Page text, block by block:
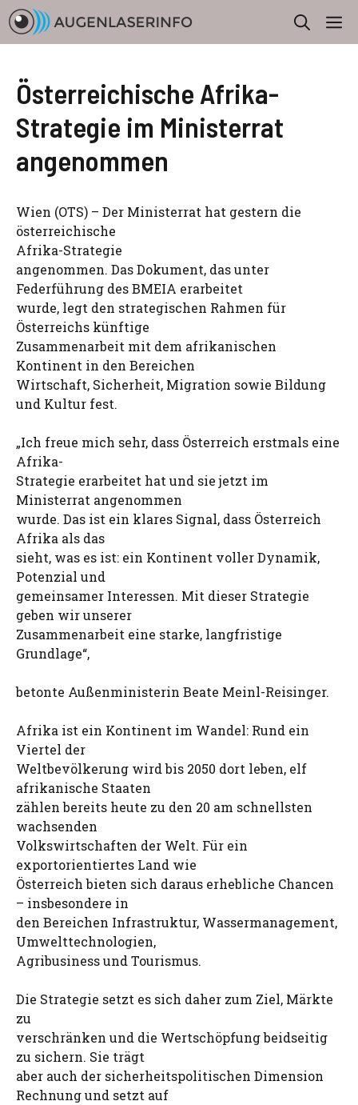
Zum
Inhalt
springen
Österreichische Afrika-
Strategie im Ministerrat
angenommen
Wien (OTS) – Der Ministerrat hat gestern die
österreichische
Afrika-Strategie
angenommen. Das Dokument, das unter
Federführung des BMEIA erarbeitet
wurde, legt den strategischen Rahmen für
Österreichs künftige
Zusammenarbeit mit dem afrikanischen
Kontinent in den Bereichen
Wirtschaft, Sicherheit, Migration sowie Bildung
und Kultur fest.
„Ich freue mich sehr, dass Österreich erstmals eine
Afrika-
Strategie erarbeitet hat und sie jetzt im
Ministerrat angenommen
wurde. Das ist ein klares Signal, dass Österreich
Afrika als das
sieht, was es ist: ein Kontinent voller Dynamik,
Potenzial und
gemeinsamer Interessen. Mit dieser Strategie
geben wir unserer
Zusammenarbeit eine starke, langfristige
Grundlage“,
betonte Außenministerin Beate Meinl-Reisinger.
Afrika ist ein Kontinent im Wandel: Rund ein
Viertel der
Weltbevölkerung wird bis 2050 dort leben, elf
afrikanische Staaten
zählen bereits heute zu den 20 am schnellsten
wachsenden
Volkswirtschaften der Welt. Für ein
exportorientiertes Land wie
Österreich bieten sich daraus erhebliche Chancen
– insbesondere in
den Bereichen Infrastruktur, Wassermanagement,
Umwelttechnologien,
Agribusiness und Tourismus.
Die Strategie setzt es sich daher zum Ziel, Märkte
zu
verschränken und die Wertschöpfung beidseitig
zu sichern. Sie trägt
aber auch der sicherheitspolitischen Dimension
Rechnung und setzt auf